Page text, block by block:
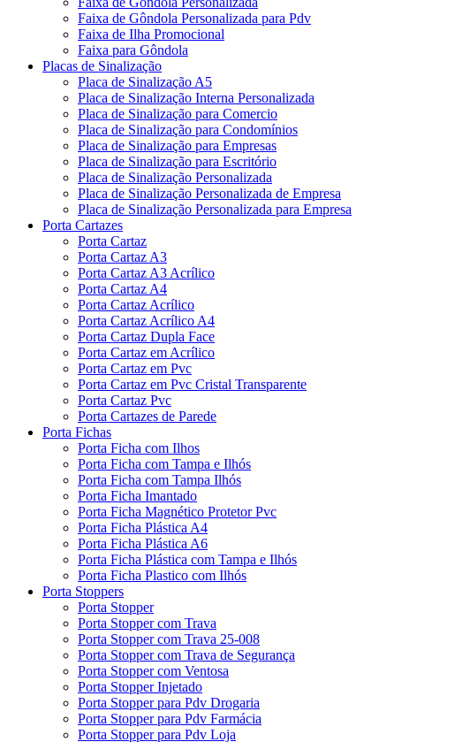
Faixa de Gôndola Personalizada para Pdv
Faixa de Ilha Promocional
Faixa para Gôndola
Placas de Sinalização
Placa de Sinalização A5
Placa de Sinalização Interna Personalizada
Placa de Sinalização para Comercio
Placa de Sinalização para Condomínios
Placa de Sinalização para Empresas
Placa de Sinalização para Escritório
Placa de Sinalização Personalizada
Placa de Sinalização Personalizada de Empresa
Placa de Sinalização Personalizada para Empresa
Porta Cartazes
Porta Cartaz
Porta Cartaz A3
Porta Cartaz A3 Acrílico
Porta Cartaz A4
Porta Cartaz Acrílico
Porta Cartaz Acrílico A4
Porta Cartaz Dupla Face
Porta Cartaz em Acrílico
Porta Cartaz em Pvc
Porta Cartaz em Pvc Cristal Transparente
Porta Cartaz Pvc
Porta Cartazes de Parede
Porta Fichas
Porta Ficha com Ilhos
Porta Ficha com Tampa e Ilhós
Porta Ficha com Tampa Ilhós
Porta Ficha Imantado
Porta Ficha Magnético Protetor Pvc
Porta Ficha Plástica A4
Porta Ficha Plástica A6
Porta Ficha Plástica com Tampa e Ilhós
Porta Ficha Plastico com Ilhós
Porta Stoppers
Porta Stopper
Porta Stopper com Trava
Porta Stopper com Trava 25-008
Porta Stopper com Trava de Segurança
Porta Stopper com Ventosa
Porta Stopper Injetado
Porta Stopper para Pdv Drogaria
Porta Stopper para Pdv Farmácia
Porta Stopper para Pdv Loja